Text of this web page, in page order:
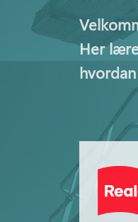
Her